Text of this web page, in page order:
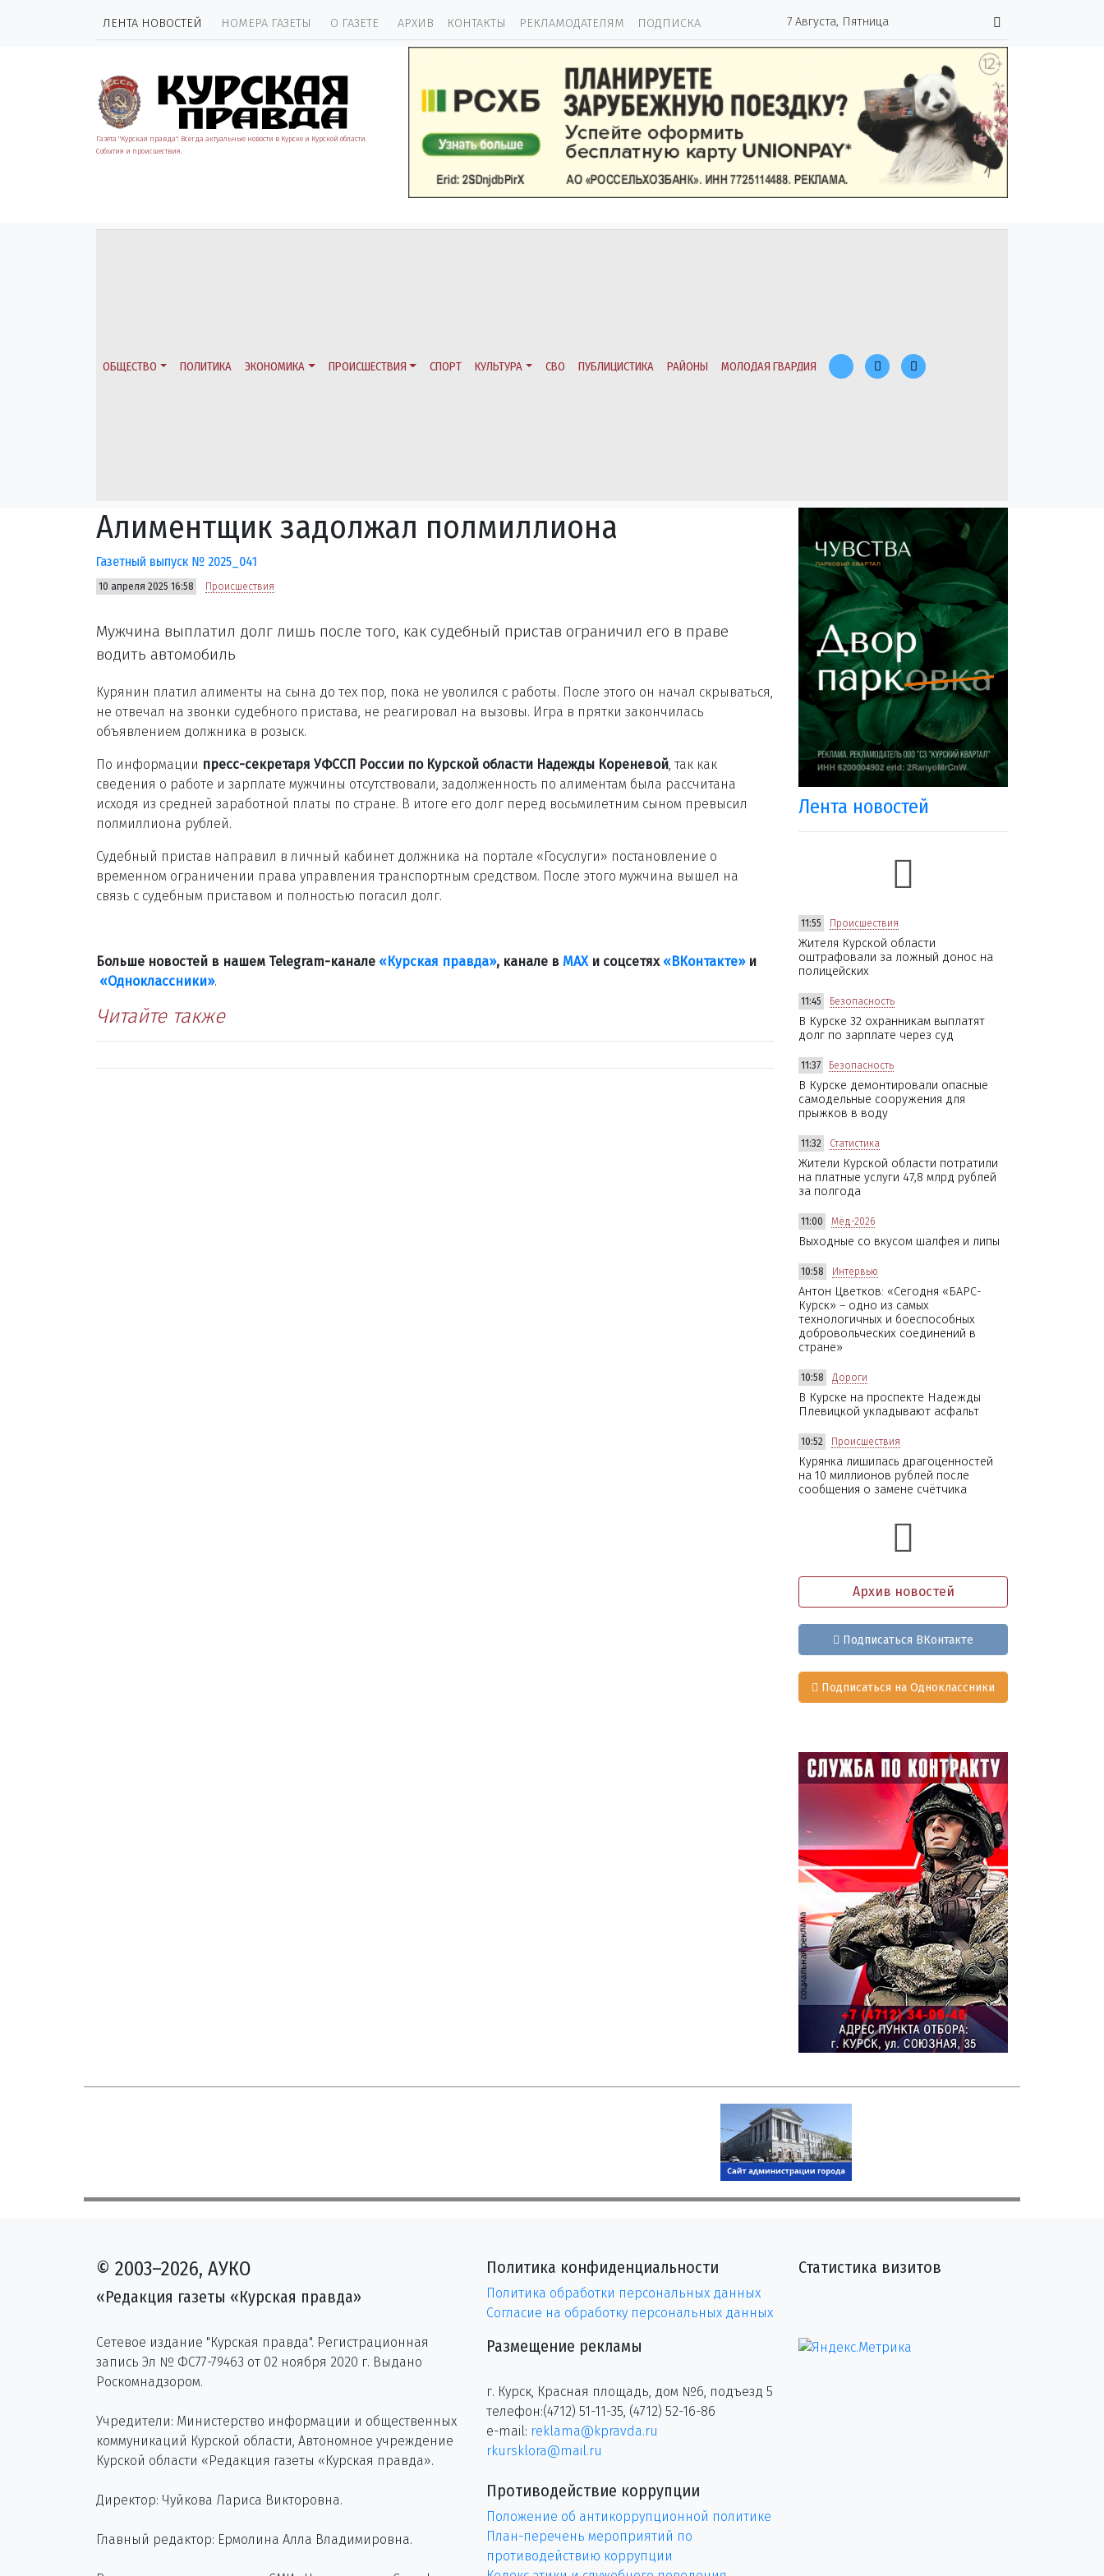
ЛЕНТА НОВОСТЕЙ НОМЕРА ГАЗЕТЫ О ГАЗЕТЕ АРХИВ КОНТАКТЫ РЕКЛАМОДАТЕЛЯМ ПОДПИСКА 7 Августа, Пятница
Газета "Курская правда". Всегда актуальные новости в Курске и Курской области.
События и происшествия.
ОБЩЕСТВО ПОЛИТИКА ЭКОНОМИКА ПРОИСШЕСТВИЯ СПОРТ КУЛЬТУРА СВО ПУБЛИЦИСТИКА РАЙОНЫ МОЛОДАЯ ГВАРДИЯ
Алиментщик задолжал полмиллиона
Газетный выпуск № 2025_041
10 апреля 2025 16:58 Происшествия
Мужчина выплатил долг лишь после того, как судебный пристав ограничил его в праве
водить автомобиль
Курянин платил алименты на сына до тех пор, пока не уволился с работы. После этого он начал скрываться,
не отвечал на звонки судебного пристава, не реагировал на вызовы. Игра в прятки закончилась
объявлением должника в розыск.
По информации пресс-секретаря УФССП России по Курской области Надежды Кореневой, так как
сведения о работе и зарплате мужчины отсутствовали, задолженность по алиментам была рассчитана
исходя из средней заработной платы по стране. В итоге его долг перед восьмилетним сыном превысил
полмиллиона рублей.
Судебный пристав направил в личный кабинет должника на портале «Госуслуги» постановление о
временном ограничении права управления транспортным средством. После этого мужчина вышел на
связь с судебным приставом и полностью погасил долг.
Больше новостей в нашем Telegram-канале «Курская правда», канале в МАХи соцсетях «ВКонтакте»и
«Одноклассники».
Читайте также
Лента новостей
11:55 Происшествия
Жителя Курской области
оштрафовали за ложный донос на
полицейских
11:45 Безопасность
В Курске 32 охранникам выплатят
долг по зарплате через суд
11:37 Безопасность
В Курске демонтировали опасные
самодельные сооружения для
прыжков в воду
11:32 Статистика
Жители Курской области потратили
на платные услуги 47,8 млрд рублей
за полгода
11:00 Мёд-2026
Выходные со вкусом шалфея и липы
10:58 Интервью
Антон Цветков: «Сегодня «БАРС-
Курск» – одно из самых
технологичных и боеспособных
добровольческих соединений в
стране»
10:58 Дороги
В Курске на проспекте Надежды
Плевицкой укладывают асфальт
10:52 Происшествия
Курянка лишилась драгоценностей
на 10 миллионов рублей после
сообщения о замене счётчика
Архив новостей
Подписаться ВКонтакте
Подписаться на Одноклассники
© 2003–2026, АУКО
«Редакция газеты «Курская правда»
Сетевое издание "Курская правда". Регистрационная
запись Эл № ФС77-79463 от 02 ноября 2020 г. Выдано
Роскомнадзором.
Учредители: Министерство информации и общественных
коммуникаций Курской области, Автономное учреждение
Курской области «Редакция газеты «Курская правда».
Директор: Чуйкова Лариса Викторовна.
Главный редактор: Ермолина Алла Владимировна.
Политика конфиденциальности
Политика обработки персональных данных
Согласие на обработку персональных данных
Размещение рекламы
г. Курск, Красная площадь, дом №6, подъезд 5
телефон:(4712) 51-11-35, (4712) 52-16-86
e-mail: reklama@kpravda.ru
rkursklora@mail.ru
Противодействие коррупции
Положение об антикоррупционной политике
План-перечень мероприятий по
противодействию коррупции
Статистика визитов